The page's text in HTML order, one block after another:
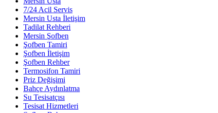
7/24 Acil Servis
Mersin Usta İletişim
Tadilat Rehberi
Mersin Şofben
Şofben Tamiri
Şofben İletişim
Şofben Rehber
Termosifon Tamiri
Priz Değişimi
Bahçe Aydınlatma
Su Tesisatçısı
Tesisat Hizmetleri